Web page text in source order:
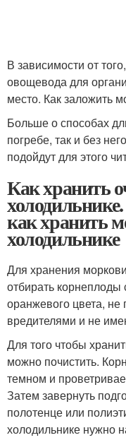
В зависимости от
овощевода для
место. Как заложить
Больше о способах
погребе, так и без
подойдут для этого
Как хранить
как хранить
холодильнике
Для хранения
отбирать корнеплоды
оранжевого цвета,
вредителями и не
Для того чтобы
можно почистить.
темном и
Затем завернуть
полотенце или
холодильнике нужно